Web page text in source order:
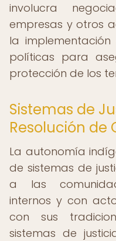
involucra
empresas y otros
la
políticas para
protección de los
Sistemas de
Resolución de
La autonomía
de sistemas de
a las
internos y con
con sus
sistemas de